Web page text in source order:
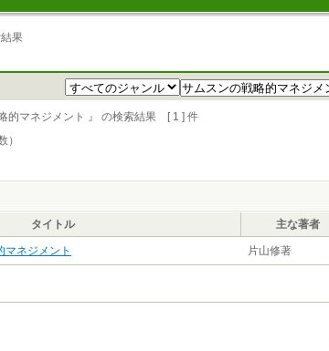
果
的マネジメント 』 の検索結果 [ 1 ] 件
）
タイトル 主な著者
マネジメント 片山修著